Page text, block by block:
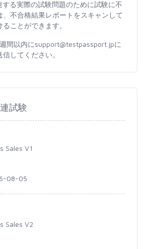
る実際の試験問題のために試験に不
不合格結果レポートをスキャンして
ことができます。
間以内にsupport@testpassport.jpに
してください。
試験
Sales V1
08-05
Sales V2